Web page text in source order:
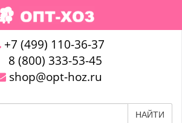
+7 (499) 110-36-37
8 (800) 333-53-45
shop@opt-hoz.ru
НАЙТИ